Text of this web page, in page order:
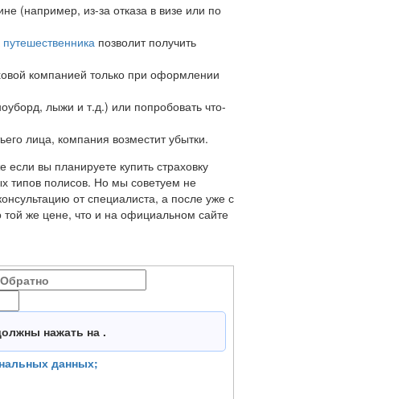
(например, из-за отказа в визе или по
путешественника позволит получить
компанией только при оформлении
лыжи и т.д.) или попробовать что-
лица, компания возместит убытки.
вы планируете купить страховку
типов полисов. Но мы советуем не
от специалиста, а после уже с
той же цене, что и на официальном сайте
нажать на .
данных;